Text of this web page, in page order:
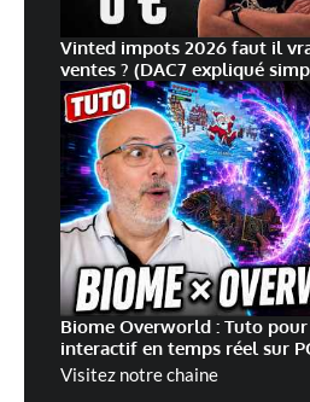
Vinted impots 2026 faut il
ventes ? (DAC7 expliqué
Biome Overworld : Tuto
interactif en temps réel sur
Visitez notre chaine